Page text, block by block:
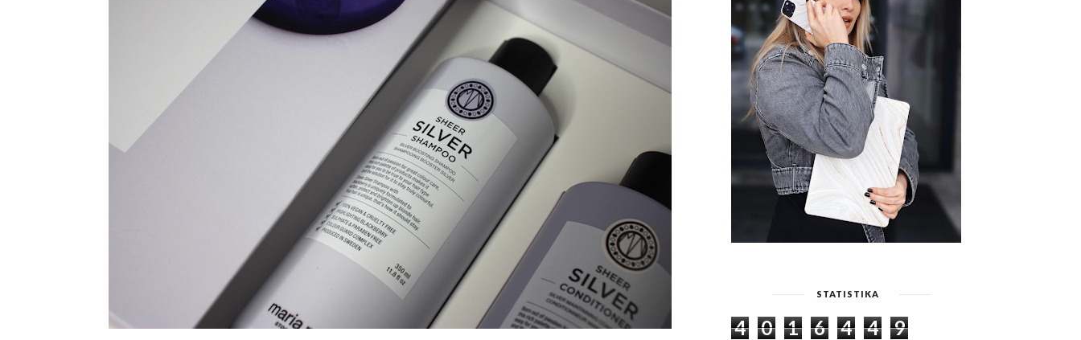
STATISTIKA
4 0 1 6 4 4 9